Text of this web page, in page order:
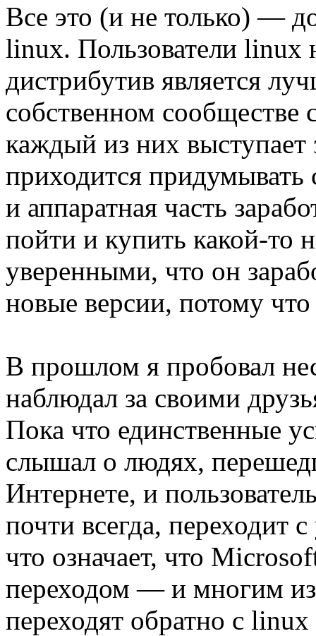
Все это (и не только) —
linux. Пользователи linux
дистрибутив является
собственном сообществе
каждый из них выступает
приходится
и аппаратная часть
пойти и купить какой-то
уверенными, что он
новые версии, потому
В прошлом я пробовал
наблюдал за своими
Пока что единственные
слышал о людях,
Интернете, и
почти всегда, переходит
что означает, что
переходом — и многим
переходят обратно с linux